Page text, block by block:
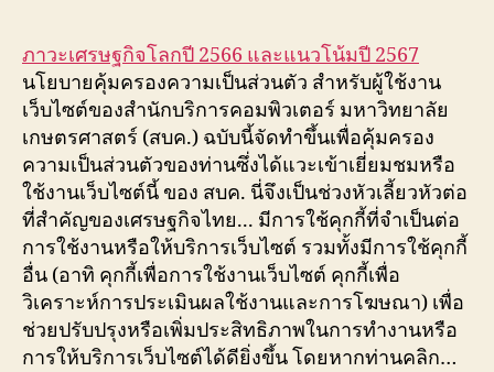
ภาวะเศรษฐกิจโลกปี 2566 และแนวโน้มปี 2567
นโยบายคุ้มครองความเป็นส่วนตัว สำหรับผู้ใช้งาน
เว็บไซต์ของสำนักบริการคอมพิวเตอร์ มหาวิทยาลัย
เกษตรศาสตร์ (สบค.) ฉบับนี้จัดทำขึ้นเพื่อคุ้มครอง
ความเป็นส่วนตัวของท่านซึ่งได้แวะเข้าเยี่ยมชมหรือ
ใช้งานเว็บไซต์นี้ ของ สบค. นี่จึงเป็นช่วงหัวเลี้ยวหัวต่อ
ที่สำคัญของเศรษฐกิจไทย... มีการใช้คุกกี้ที่จำเป็นต่อ
การใช้งานหรือให้บริการเว็บไซต์ รวมทั้งมีการใช้คุกกี้
อื่น (อาทิ คุกกี้เพื่อการใช้งานเว็บไซต์ คุกกี้เพื่อ
วิเคราะห์การประเมินผลใช้งานและการโฆษณา) เพื่อ
ช่วยปรับปรุงหรือเพิ่มประสิทธิภาพในการทำงานหรือ
การให้บริการเว็บไซต์ได้ดียิ่งขึ้น โดยหากท่านคลิก…